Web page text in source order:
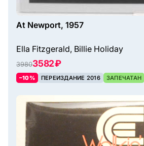
At Newport, 1957
Ella Fitzgerald, Billie Holiday
39803582 ₽
–10% ПЕРЕИЗДАНИЕ 2016 ЗАПЕЧАТАН